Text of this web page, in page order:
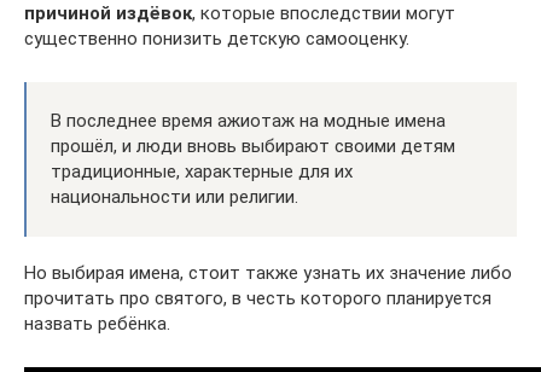
причиной издёвок, которые впоследствии могут
существенно понизить детскую самооценку.
В последнее время ажиотаж на модные имена
прошёл, и люди вновь выбирают своими детям
традиционные, характерные для их
национальности или религии.
Но выбирая имена, стоит также узнать их значение либо
прочитать про святого, в честь которого планируется
назвать ребёнка.